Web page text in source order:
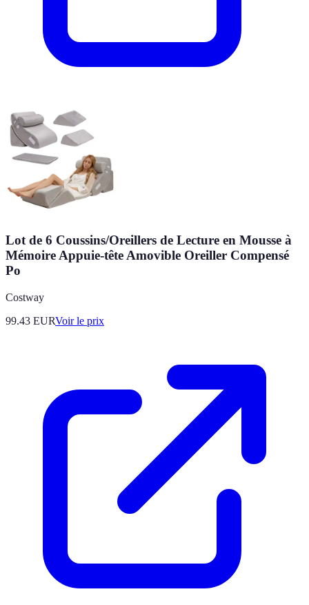
Lot de 6 Coussins/Oreillers de Lecture en Mousse à
Mémoire Appuie-tête Amovible Oreiller Compensé
Po
Costway
99.43 EURVoir le prix